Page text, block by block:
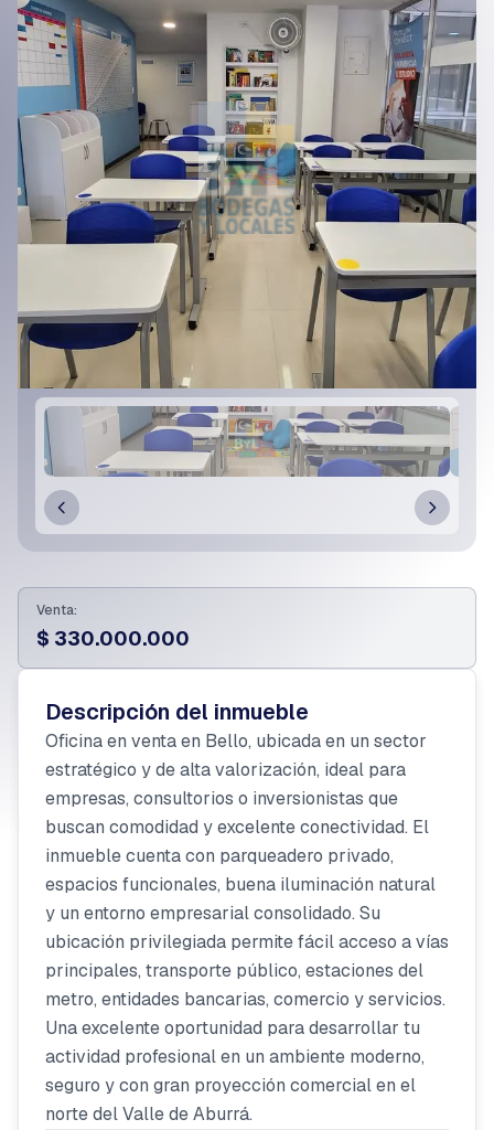
Venta:
$ 330.000.000
Descripción del inmueble
Oficina en venta en Bello, ubicada en un sector
estratégico y de alta valorización, ideal para
empresas, consultorios o inversionistas que
buscan comodidad y excelente conectividad. El
inmueble cuenta con parqueadero privado,
espacios funcionales, buena iluminación natural
y un entorno empresarial consolidado. Su
ubicación privilegiada permite fácil acceso a vías
principales, transporte público, estaciones del
metro, entidades bancarias, comercio y servicios.
Una excelente oportunidad para desarrollar tu
actividad profesional en un ambiente moderno,
seguro y con gran proyección comercial en el
norte del Valle de Aburrá.